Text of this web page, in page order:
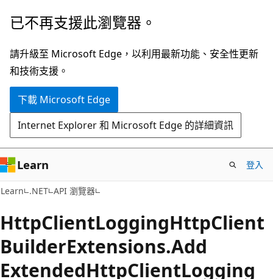
跳
主
要
內
跳
頁
面
內
覽
已不再支援此瀏覽器。
請升級至 Microsoft Edge，以利用最新功能、安全性更新
和技術支援。
下載 Microsoft Edge
Internet Explorer 和 Microsoft Edge 的詳細資訊
Learn 登入
Learn .NET API 瀏覽器
HttpClientLoggingHttpClient
BuilderExtensions.Add
ExtendedHttpClientLogging